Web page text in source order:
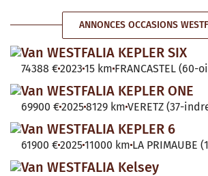
ANNONCES OCCASIONS
Van WESTFALIA KEPLER SIX
74388 €2023 15 km FRANCASTEL (60-
Van WESTFALIA KEPLER ONE
69900 €20258129 km VERETZ (37-
Van WESTFALIA KEPLER 6
61900 €202511000 km LA PRIMAUBE
Van WESTFALIA Kelsey